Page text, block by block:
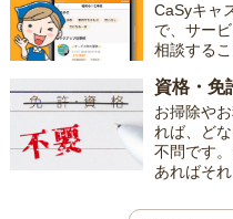
CaSyキャ
で、サー
相談するこ
資格・免
お掃除や
れば、ど
不問です
あればそ